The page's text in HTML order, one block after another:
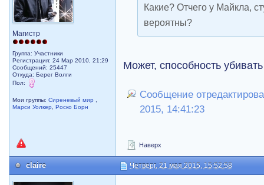
Магистр
Группа: Участники
Регистрация: 24 Мар 2010, 21:29
Сообщений: 25447
Откуда: Берег Волги
Пол:
Мои группы:Сиреневый мир ,
Марси Уолкер, Роско Борн
Какие? Отчего у Майкла,
вероятны?
Может, способность
Сообщение
2015, 14:41:23
Наверх
claire Четверг, 21 мая 2015, 15:52:58